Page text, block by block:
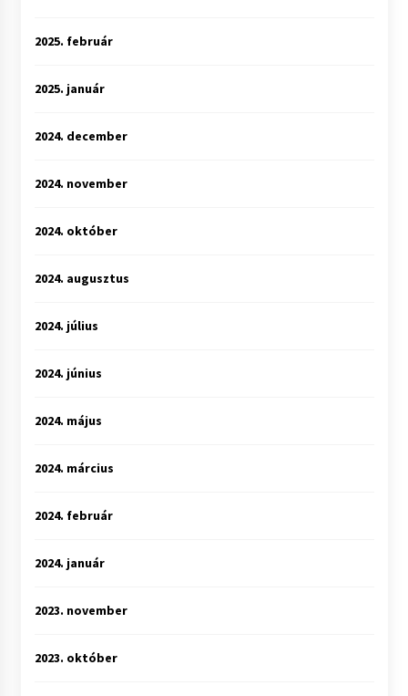
2025. február
2025. január
2024. december
2024. november
2024. október
2024. augusztus
2024. július
2024. június
2024. május
2024. március
2024. február
2024. január
2023. november
2023. október